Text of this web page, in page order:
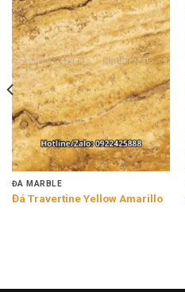
ĐÁ MARBLE
Đá Travertine Yellow Amarillo